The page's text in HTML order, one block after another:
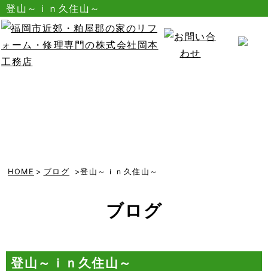
登山～ｉｎ久住山～
HOME > ブログ >登山～ｉｎ久住山～
ブログ
登山～ｉｎ久住山～